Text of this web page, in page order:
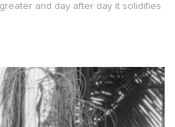
and day after day it solidifies